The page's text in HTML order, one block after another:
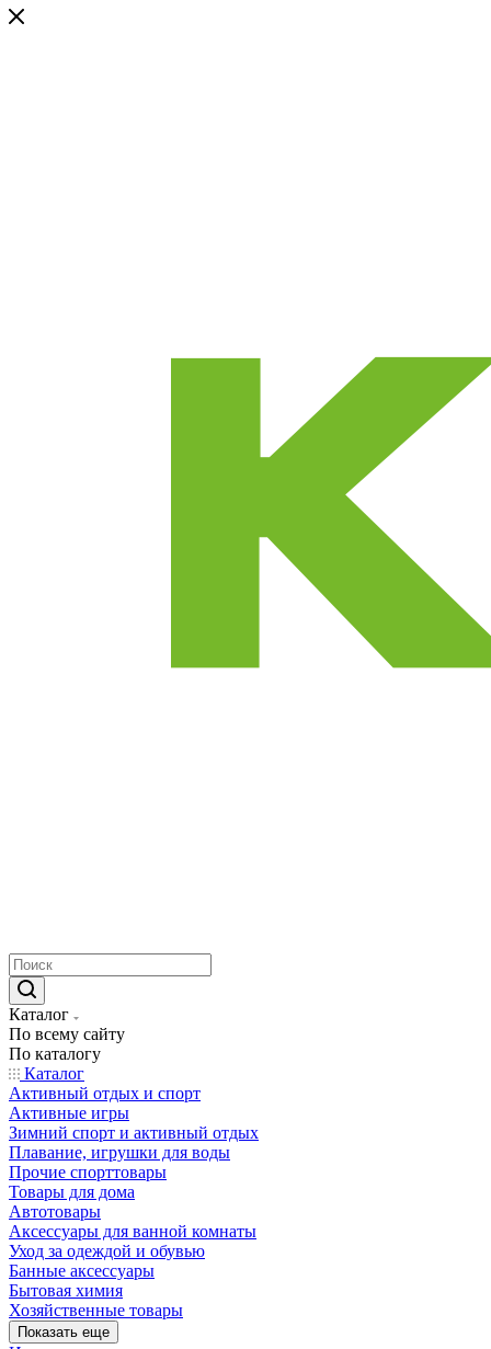
Каталог
По всему сайту
По каталогу
Каталог
Активный отдых и спорт
Активные игры
Зимний спорт и активный отдых
Плавание, игрушки для воды
Прочие спорттовары
Товары для дома
Автотовары
Аксессуары для ванной комнаты
Уход за одеждой и обувью
Банные аксессуары
Бытовая химия
Хозяйственные товары
Показать еще